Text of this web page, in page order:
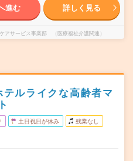
進む 詳しく見る
アサービス事業部 （医療福祉介護関連）
ルライクな高齢者マ
土日祝日が休み 残業なし